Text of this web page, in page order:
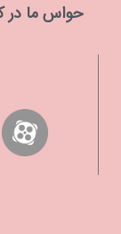
حواس ما در